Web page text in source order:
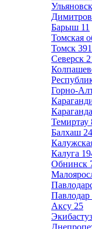
Ульяновск
Барыш 11
Томская
Томск 391
Северск
Горно-
Караганда
Темиртау
Балхаш 24
Калуга
Обнинск
Павлодар
Аксу 25
Экибастуз